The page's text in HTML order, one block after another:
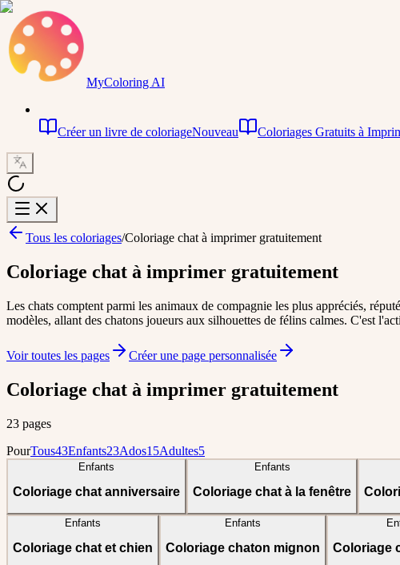
MyColoring AI
Créer un livre de coloriageNouveau Coloriages Gratuits à
Tous les coloriages/Coloriage chat à imprimer gratuitement
Coloriage chat à imprimer gratuitement
Les chats comptent parmi les animaux de compagnie les plus appréciés,
modèles, allant des chatons joueurs aux silhouettes de félins calmes. C'est
Voir toutes les pages Créer une page personnalisée
Coloriage chat à imprimer gratuitement
23 pages
PourTous43Enfants23Ados15Adultes5
Enfants
Coloriage chat anniversaire
Enfants
Coloriage chat à la fenêtre
Enfants
Coloriage chat et chien
Enfants
Coloriage chaton mignon Coloriage